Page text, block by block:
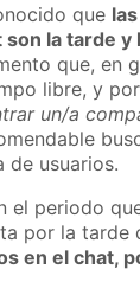
que
la tarde y
que, en
libre, y
un/a
de usuarios.
el periodo
por la
en el chat,